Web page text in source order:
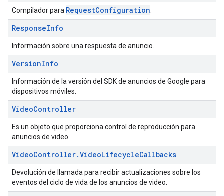
Compilador para RequestConfiguration
ResponseInfo
Información sobre una respuesta de anuncio.
VersionInfo
Información de la versión del SDK de anuncios de Google para
dispositivos móviles.
VideoController
Es un objeto que proporciona control de reproducción para
anuncios de video.
VideoController.VideoLifecycleCallbacks
Devolución de llamada para recibir actualizaciones sobre los
eventos del ciclo de vida de los anuncios de video.